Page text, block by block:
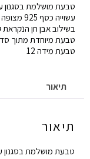
טבעת מושלמת בסגנון
עשוייה כסף 925 מצופה זהב 18k ללא ניקל
בשילוב אבן חן
טבעת מיוחדת מתוך
טבעת מידה 12
תיאור
תיאור
טבעת מושלמת בסגנון